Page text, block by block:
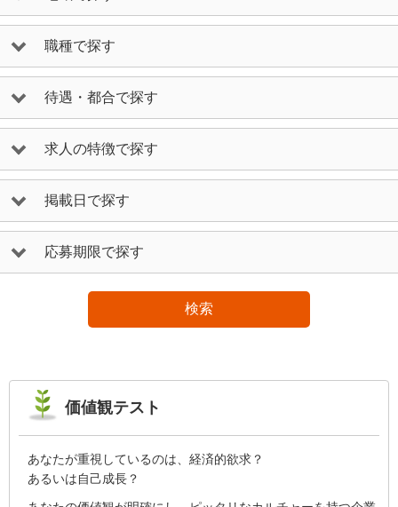
職種で探す
待遇・都合で探す
求人の特徴で探す
掲載日で探す
応募期限で探す
検索
価値観テスト
あなたが重視しているのは、経済的欲求？
あるいは自己成長？